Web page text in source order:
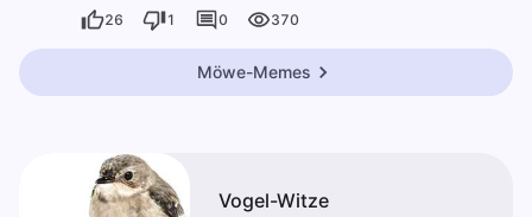
26 1 0 370
Möwe-Memes
Vogel-Witze